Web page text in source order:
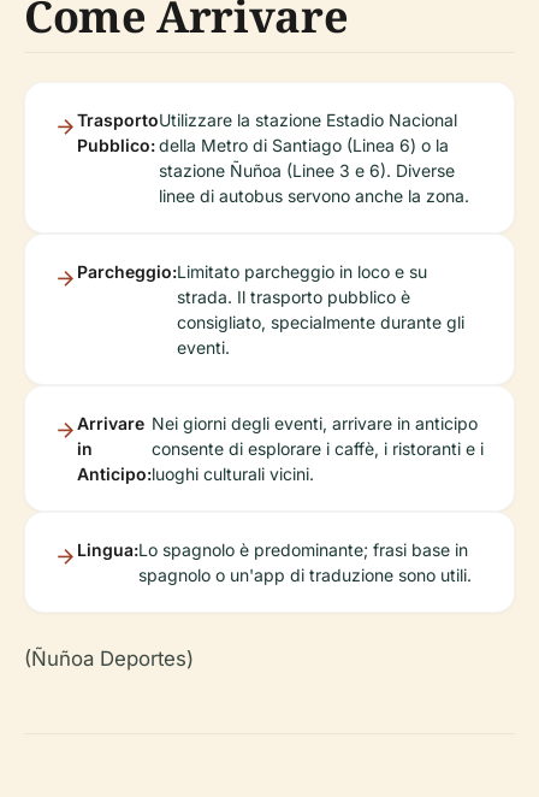
Come Arrivare
Trasporto
Pubblico:
Utilizzare la stazione Estadio Nacional
della Metro di Santiago (Linea 6) o la
stazione Ñuñoa (Linee 3 e 6). Diverse
linee di autobus servono anche la zona.
Parcheggio:Limitato parcheggio in loco e su
strada. Il trasporto pubblico è
consigliato, specialmente durante gli
eventi.
Arrivare
in
Anticipo:
Nei giorni degli eventi, arrivare in anticipo
consente di esplorare i caffè, i ristoranti e i
luoghi culturali vicini.
Lingua:Lo spagnolo è predominante; frasi base in
spagnolo o un'app di traduzione sono utili.
(Ñuñoa Deportes)